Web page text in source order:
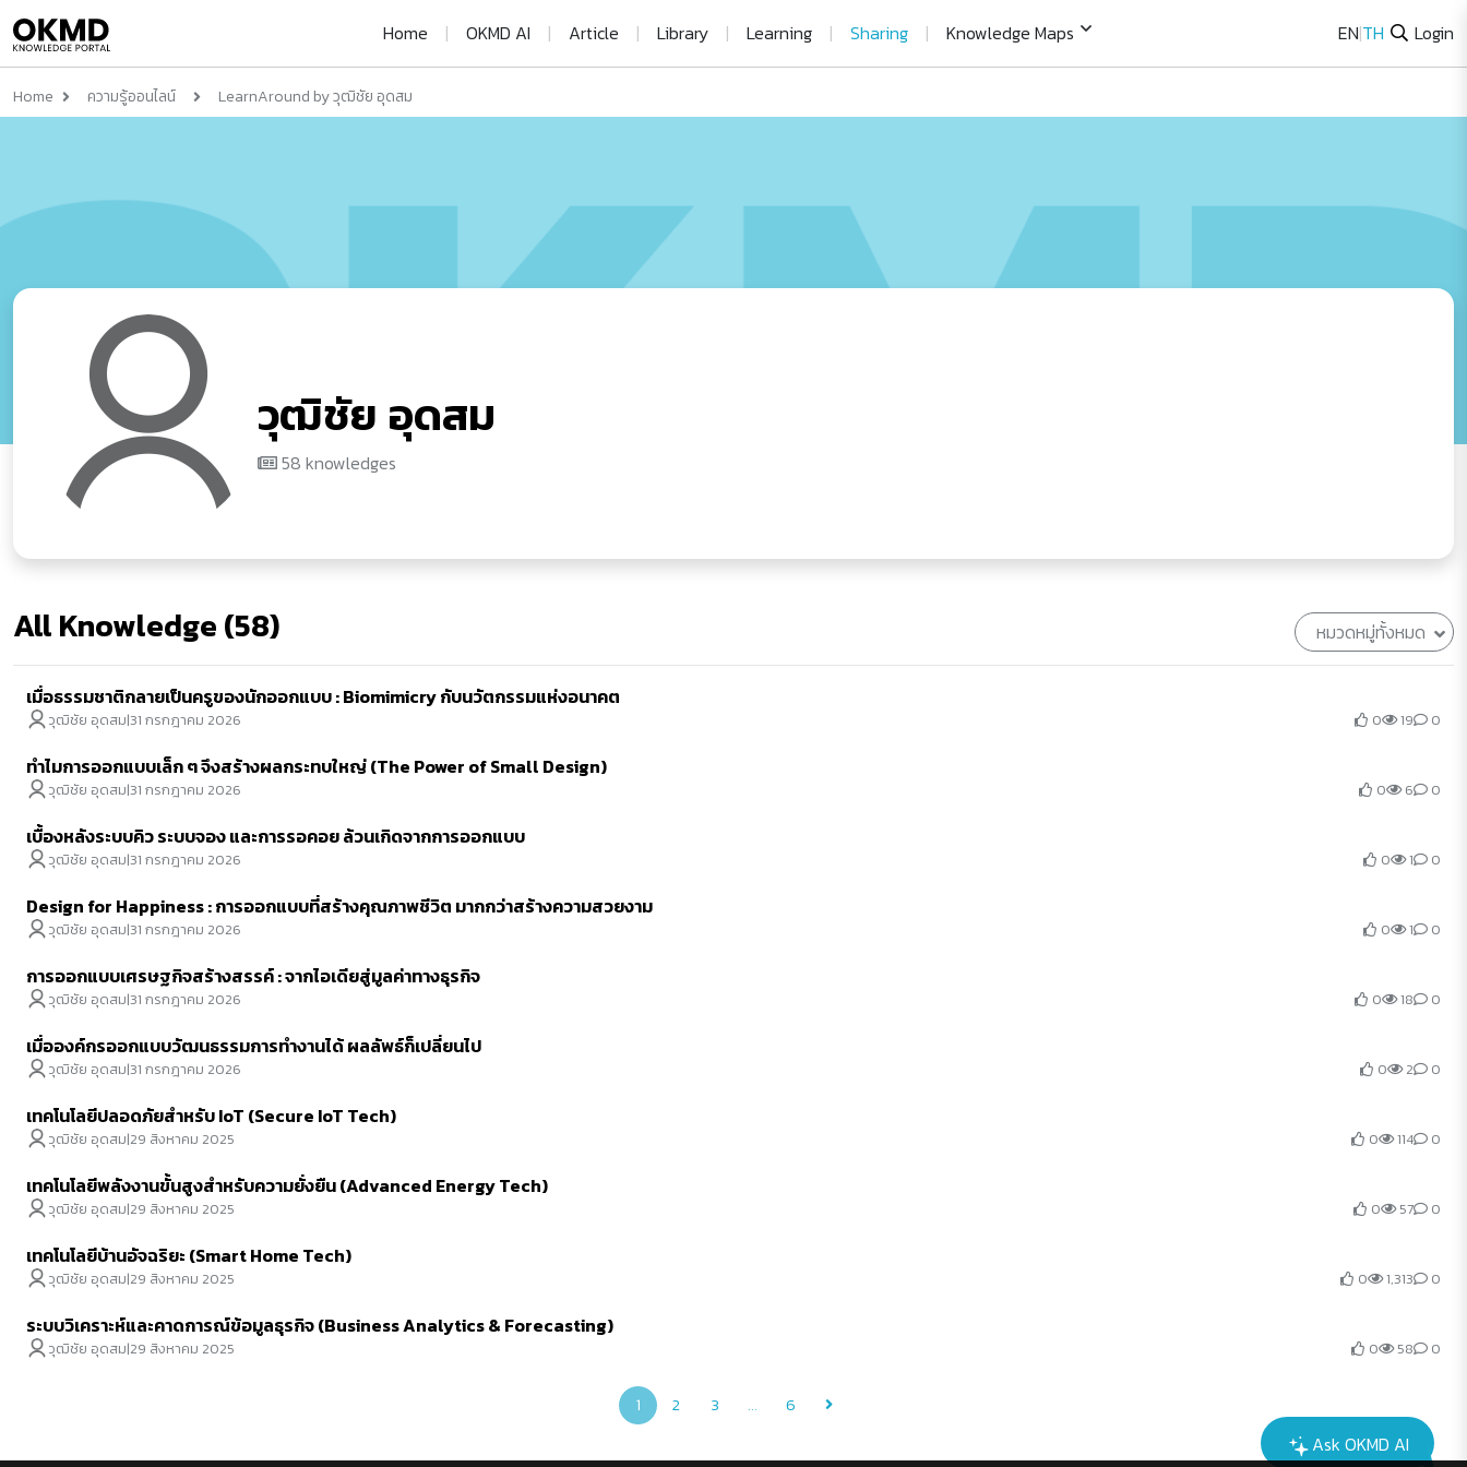
Home | OKMD AI | Article | Library | Learning | Sharing | Knowledge Maps EN|TH Login
Home ความรู้ออนไลน์ LearnAround by วุฒิชัย อุดสม
วุฒิชัย อุดสม
58 knowledges
All Knowledge (58) หมวดหมู่ทั้งหมด
เมื่อธรรมชาติกลายเป็นครูของนักออกแบบ : Biomimicry กับนวัตกรรมแห่งอนาคต
วุฒิชัย อุดสม|31 กรกฎาคม 2026 0 19 0
ทำไมการออกแบบเล็ก ๆ จึงสร้างผลกระทบใหญ่ (The Power of Small Design)
วุฒิชัย อุดสม|31 กรกฎาคม 2026 0 6 0
เบื้องหลังระบบคิว ระบบจอง และการรอคอย ล้วนเกิดจากการออกแบบ
วุฒิชัย อุดสม|31 กรกฎาคม 2026 0 1 0
Design for Happiness : การออกแบบที่สร้างคุณภาพชีวิต มากกว่าสร้างความสวยงาม
วุฒิชัย อุดสม|31 กรกฎาคม 2026 0 1 0
การออกแบบเศรษฐกิจสร้างสรรค์ : จากไอเดียสู่มูลค่าทางธุรกิจ
วุฒิชัย อุดสม|31 กรกฎาคม 2026 0 18 0
เมื่อองค์กรออกแบบวัฒนธรรมการทำงานได้ ผลลัพธ์ก็เปลี่ยนไป
วุฒิชัย อุดสม|31 กรกฎาคม 2026 0 2 0
เทคโนโลยีปลอดภัยสำหรับ IoT (Secure IoT Tech)
วุฒิชัย อุดสม|29 สิงหาคม 2025 0 114 0
เทคโนโลยีพลังงานขั้นสูงสำหรับความยั่งยืน (Advanced Energy Tech)
วุฒิชัย อุดสม|29 สิงหาคม 2025 0 57 0
เทคโนโลยีบ้านอัจฉริยะ (Smart Home Tech)
วุฒิชัย อุดสม|29 สิงหาคม 2025 0 1,313 0
ระบบวิเคราะห์และคาดการณ์ข้อมูลธุรกิจ (Business Analytics & Forecasting)
วุฒิชัย อุดสม|29 สิงหาคม 2025 0 58 0
1 2 3 ... 6
Ask OKMD AI